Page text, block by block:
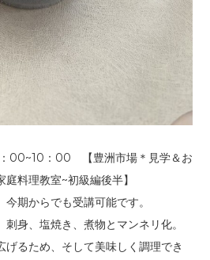
00~10：00 【豊洲市場＊見学＆お
料理教室~初級編後半】
期からでも受講可能です。
身、塩焼き、煮物とマンネリ化。
るため、そして美味しく調理でき